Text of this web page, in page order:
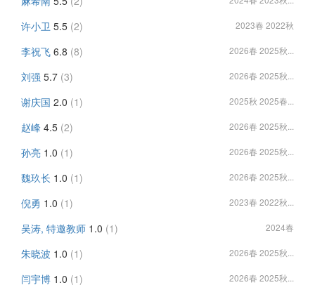
许小卫 5.5 (2) 2023春 2022秋
李祝飞 6.8 (8) 2026春 2025秋...
刘强 5.7 (3) 2026春 2025秋...
谢庆国 2.0 (1) 2025秋 2025春...
赵峰 4.5 (2) 2026春 2025秋...
孙亮 1.0 (1) 2026春 2025秋...
魏玖长 1.0 (1) 2026春 2025秋...
倪勇 1.0 (1) 2023春 2022秋...
吴涛, 特邀教师 1.0 (1) 2024春
朱晓波 1.0 (1) 2026春 2025秋...
闫宇博 1.0 (1) 2026春 2025秋...